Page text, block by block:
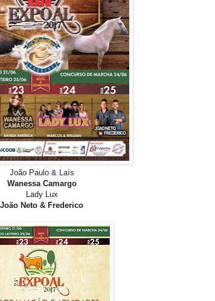
João Paulo & Laís
Wanessa Camargo
Lady Lux
João Neto & Frederico